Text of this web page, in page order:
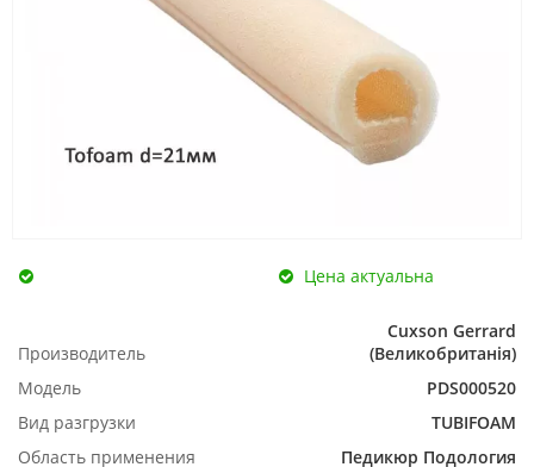
Цена актуальна
Производитель
Cuxson Gerrard
(Великобританія)
Модель
PDS000520
Вид разгрузки
TUBIFOAM
Область применения
Педикюр Подология